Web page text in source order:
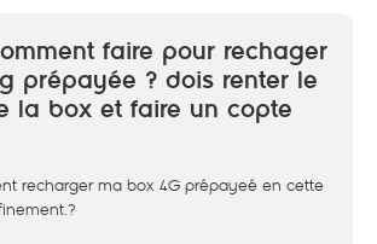
faire pour rechager
prépayée ? dois renter le
la box et faire un copte
recharger ma box 4G prépayeé en cette